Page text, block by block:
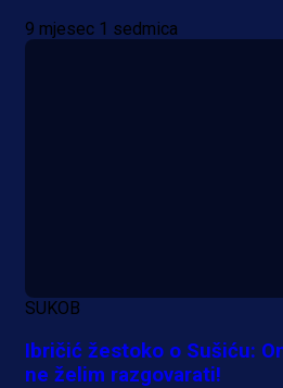
9 mjesec 1 sedmica
SUKOB
Ibričić žestoko o Sušiću:
ne želim razgovarati!